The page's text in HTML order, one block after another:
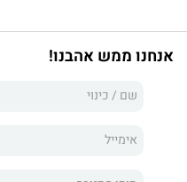
סאונד שמרעיד את הלבבות.
חודשים של אודישנים כושלים
אנחנו ממש אהבנו!